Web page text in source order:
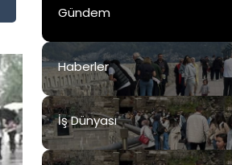
Gündem
Haberler
İş Dünyası